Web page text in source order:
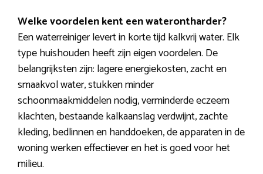
Welke voordelen kent een waterontharder?
Een waterreiniger levert in korte tijd kalkvrij water. Elk
type huishouden heeft zijn eigen voordelen. De
belangrijksten zijn: lagere energiekosten, zacht en
smaakvol water, stukken minder
schoonmaakmiddelen nodig, verminderde eczeem
klachten, bestaande kalkaanslag verdwijnt, zachte
kleding, bedlinnen en handdoeken, de apparaten in de
woning werken effectiever en het is goed voor het
milieu.